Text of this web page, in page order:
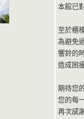
本館已
至於櫃
為避免
響鈴的
造成困
期待您
您的每
再次感